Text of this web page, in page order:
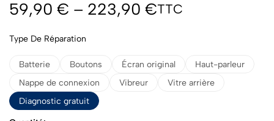
59,90 € – 223,90 €TTC
Type De Réparation
Batterie Boutons Écran original
Haut-parleur
Nappe de connexion
Vibreur
Vitre arrière
Diagnostic gratuit